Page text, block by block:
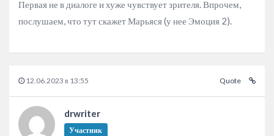
Первая не в диалоге и хуже чувствует зрителя. Впрочем,
послушаем, что тут скажет Марьяся (у нее Эмоция 2).
12.06.2023 в 13:55 Quote
drwriter
Участник